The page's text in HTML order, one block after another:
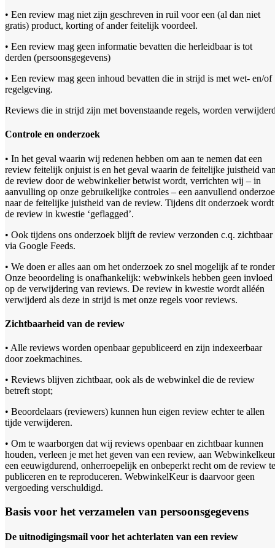
• Een review mag niet zijn geschreven in ruil voor een (al dan niet
gratis) product, korting of ander feitelijk voordeel.
• Een review mag geen informatie bevatten die herleidbaar is tot
derden (persoonsgegevens)
• Een review mag geen inhoud bevatten die in strijd is met wet- en/of
regelgeving.
Reviews die in strijd zijn met bovenstaande regels, worden
Controle en onderzoek
• In het geval waarin wij redenen hebben om aan te nemen dat een
review feitelijk onjuist is en het geval waarin de feitelijke juistheid
de review door de webwinkelier betwist wordt, verrichten wij – in
aanvulling op onze gebruikelijke controles – een aanvullend
naar de feitelijke juistheid van de review. Tijdens dit onderzoek wordt
de review in kwestie ‘geflagged’.
• Ook tijdens ons onderzoek blijft de review verzonden c.q. zichtbaar
via Google Feeds.
• We doen er alles aan om het onderzoek zo snel mogelijk af te
Onze beoordeling is onafhankelijk: webwinkels hebben geen invloed
op de verwijdering van reviews. De review in kwestie wordt alléén
verwijderd als deze in strijd is met onze regels voor reviews.
Zichtbaarheid van de review
• Alle reviews worden openbaar gepubliceerd en zijn indexeerbaar
door zoekmachines.
• Reviews blijven zichtbaar, ook als de webwinkel die de review
betreft stopt;
• Beoordelaars (reviewers) kunnen hun eigen review echter te allen
tijde verwijderen.
• Om te waarborgen dat wij reviews openbaar en zichtbaar kunnen
houden, verleen je met het geven van een review, aan
een eeuwigdurend, onherroepelijk en onbeperkt recht om de review te
publiceren en te reproduceren. WebwinkelKeur is daarvoor geen
vergoeding verschuldigd.
Basis voor het verzamelen van persoonsgegevens
De uitnodigingsmail voor het achterlaten van een review